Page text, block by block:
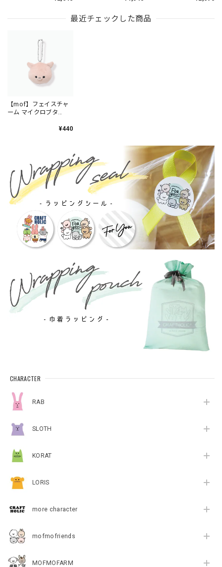
CHARACTER
RAB
SLOTH
KORAT
LORIS
more character
mofmofriends
MOFMOFARM
ロブタ / MFS901-4
最近チェックした商品
【mof】フェイスチャ
ーム マイクロブタ
¥440